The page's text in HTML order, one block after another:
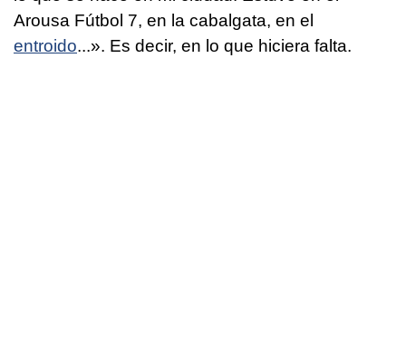
Arousa Fútbol 7, en la cabalgata, en el
entroido...». Es decir, en lo que hiciera falta.